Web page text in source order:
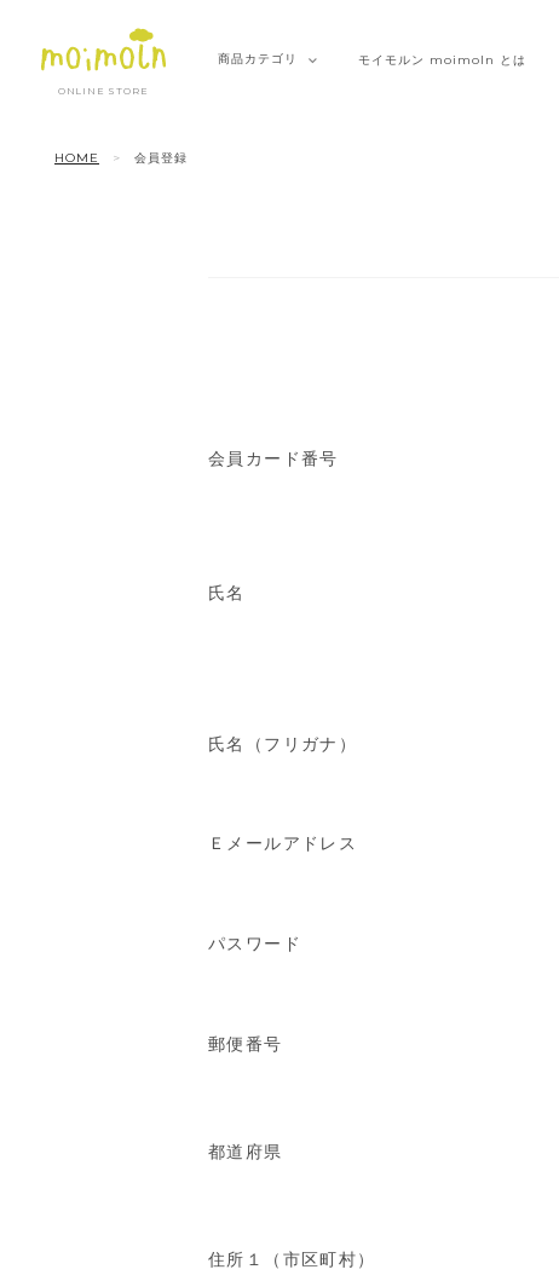
ONLINE STORE
商品カテゴリ モイモルン moimoln とは
HOME 会員登録
会員カード番号
氏名
氏名（フリガナ）
Ｅメールアドレス
パスワード
郵便番号
都道府県
住所１（市区町村）